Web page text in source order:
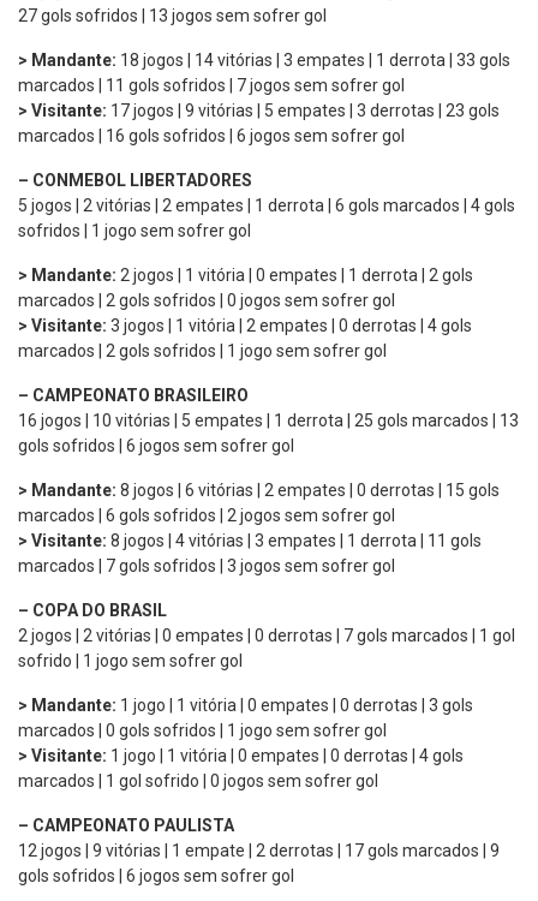
27 gols sofridos | 13 jogos sem sofrer gol
> Mandante: 18 jogos | 14 vitórias | 3 empates | 1 derrota | 33 gols
marcados | 11 gols sofridos | 7 jogos sem sofrer gol
> Visitante: 17 jogos | 9 vitórias | 5 empates | 3 derrotas | 23 gols
marcados | 16 gols sofridos | 6 jogos sem sofrer gol
– CONMEBOL LIBERTADORES
5 jogos | 2 vitórias | 2 empates | 1 derrota | 6 gols marcados | 4 gols
sofridos | 1 jogo sem sofrer gol
> Mandante: 2 jogos | 1 vitória | 0 empates | 1 derrota | 2 gols
marcados | 2 gols sofridos | 0 jogos sem sofrer gol
> Visitante: 3 jogos | 1 vitória | 2 empates | 0 derrotas | 4 gols
marcados | 2 gols sofridos | 1 jogo sem sofrer gol
– CAMPEONATO BRASILEIRO
16 jogos | 10 vitórias | 5 empates | 1 derrota | 25 gols marcados | 13
gols sofridos | 6 jogos sem sofrer gol
> Mandante: 8 jogos | 6 vitórias | 2 empates | 0 derrotas | 15 gols
marcados | 6 gols sofridos | 2 jogos sem sofrer gol
> Visitante: 8 jogos | 4 vitórias | 3 empates | 1 derrota | 11 gols
marcados | 7 gols sofridos | 3 jogos sem sofrer gol
– COPA DO BRASIL
2 jogos | 2 vitórias | 0 empates | 0 derrotas | 7 gols marcados | 1 gol
sofrido | 1 jogo sem sofrer gol
> Mandante: 1 jogo | 1 vitória | 0 empates | 0 derrotas | 3 gols
marcados | 0 gols sofridos | 1 jogo sem sofrer gol
> Visitante: 1 jogo | 1 vitória | 0 empates | 0 derrotas | 4 gols
marcados | 1 gol sofrido | 0 jogos sem sofrer gol
– CAMPEONATO PAULISTA
12 jogos | 9 vitórias | 1 empate | 2 derrotas | 17 gols marcados | 9
gols sofridos | 6 jogos sem sofrer gol